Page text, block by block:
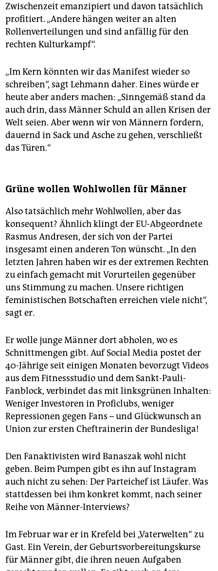
Zwischenzeit emanzipiert und davon tatsächlich
profitiert. „Andere hängen weiter an alten
Rollenverteilungen und sind anfällig für den
rechten Kulturkampf“.
„Im Kern könnten wir das Manifest wieder so
schreiben“, sagt Lehmann daher. Eines würde er
heute aber anders machen: „Sinngemäß stand da
auch drin, dass Männer Schuld an allen Krisen der
Welt seien. Aber wenn wir von Männern fordern,
dauernd in Sack und Asche zu gehen, verschließt
das Türen.“
Grüne wollen Wohlwollen für Männer
Also tatsächlich mehr Wohlwollen, aber das
konsequent? Ähnlich klingt der EU-Abgeordnete
Rasmus Andresen, der sich von der Partei
insgesamt einen anderen Ton wünscht. „In den
letzten Jahren haben wir es der extremen Rechten
zu einfach gemacht mit Vorurteilen gegenüber
uns Stimmung zu machen. Unsere richtigen
feministischen Botschaften erreichen viele nicht“,
sagt er.
Er wolle junge Männer dort abholen, wo es
Schnittmengen gibt. Auf Social Media postet der
40-Jährige seit einigen Monaten bevorzugt Videos
aus dem Fitnessstudio und dem Sankt-Pauli-
Fanblock, verbindet das mit linksgrünen Inhalten:
Weniger Investoren in Proficlubs, weniger
Repressionen gegen Fans – und Glückwunsch an
Union zur ersten Cheftrainerin der Bundesliga!
Den Fanaktivisten wird Banaszak wohl nicht
geben. Beim Pumpen gibt es ihn auf Instagram
auch nicht zu sehen: Der Parteichef ist Läufer. Was
stattdessen bei ihm konkret kommt, nach seiner
Reihe von Männer-Interviews?
Im Februar war er in Krefeld bei „Vaterwelten“ zu
Gast. Ein Verein, der Geburtsvorbereitungskurse
für Männer gibt, die ihren neuen Aufgaben